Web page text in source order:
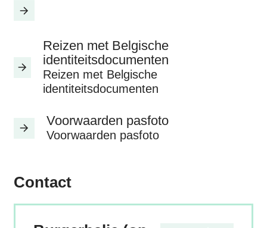
Reizen met Belgische
identiteitsdocumenten
Reizen met Belgische
identiteitsdocumenten
Voorwaarden pasfoto
Voorwaarden pasfoto
Contact